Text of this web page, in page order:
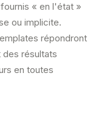
« en l'état »
ou implicite.
répondront
résultats
en toutes